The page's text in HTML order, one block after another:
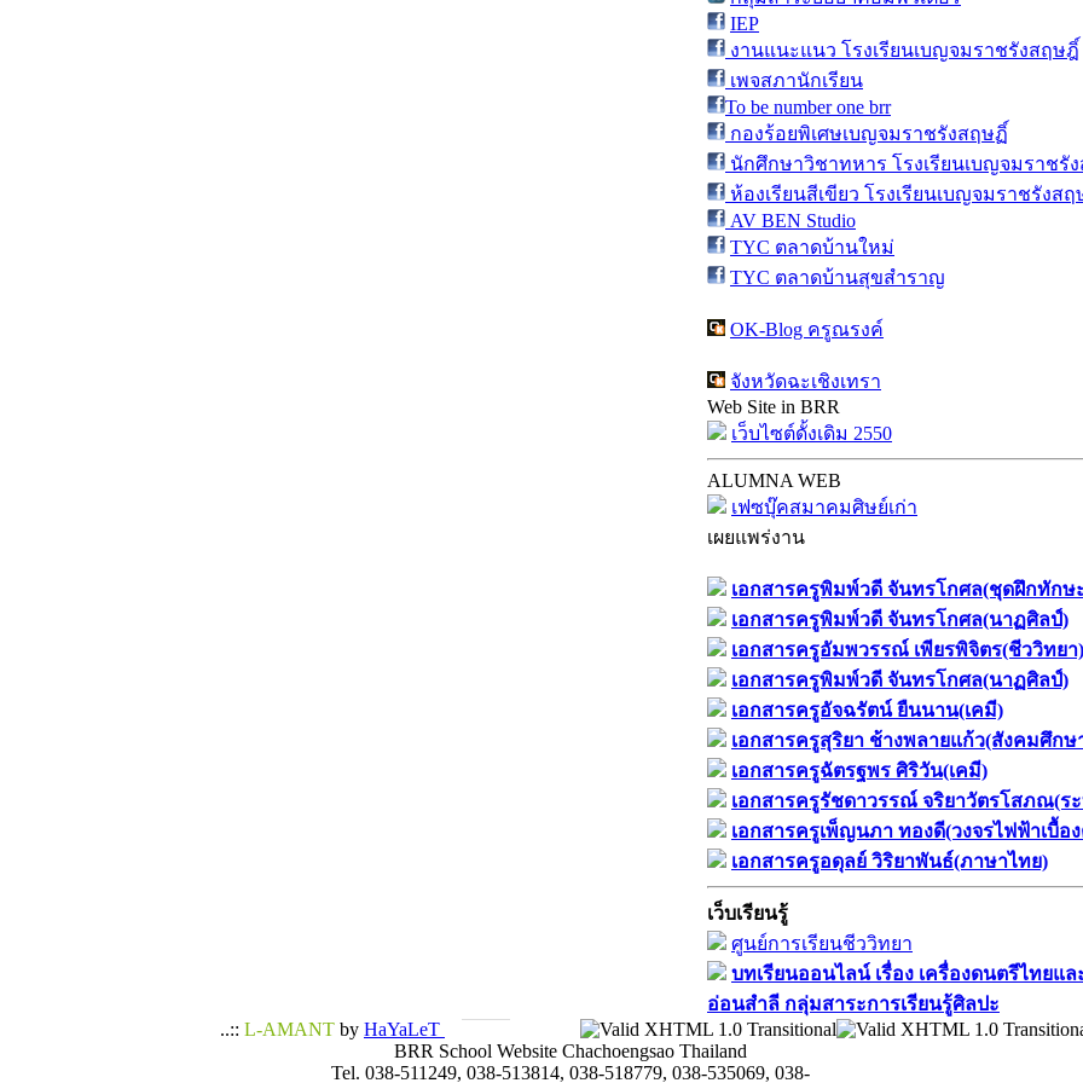
IEP
งานแนะแนว โรงเรียนเบญจมราชรังสฤษฎิ์
เพจสภานักเรียน
To be number one brr
กองร้อยพิเศษเบญจมราชรังสฤษฏิ์
นักศึกษาวิชาทหาร โรงเรียนเบญจมราชรั
ห้องเรียนสีเขียว โรงเรียนเบญจมราชรังสฤ
AV BEN Studio
TYC ตลาดบ้านใหม่
TYC ตลาดบ้านสุขสำราญ
OK-Blog ครูณรงค์
จังหวัดฉะเชิงเทรา
Web Site in BRR
เว็บไซต์ดั้งเดิม 2550
ALUMNA WEB
เฟซบุ๊คสมาคมศิษย์เก่า
เผยแพร่งาน
เอกสารครูพิมพ์วดี จันทรโกศล(ชุดฝึกทักษ
เอกสารครูพิมพ์วดี จันทรโกศล(นาฏศิลป์)
เอกสารครูอัมพวรรณ์ เพียรพิจิตร(ชีววิทยา)
เอกสารครูพิมพ์วดี จันทรโกศล(นาฏศิลป์)
เอกสารครูอัจฉรัตน์ ยืนนาน(เคมี)
เอกสารครูสุริยา ช้างพลายแก้ว(สังคมศึกษ
เอกสารครูฉัตรฐพร ศิริวัน(เคมี)
เอกสารครูรัชดาวรรณ์ จริยาวัตรโสภณ(ร
เอกสารครูเพ็ญนภา ทองดี(วงจรไฟฟ้าเบื้อ
เอกสารครูอดุลย์ วิริยาพันธ์(ภาษาไทย)
เว็บเรียนรู้
ศูนย์การเรียนชีววิทยา
บทเรียนออนไลน์​ เรื่อง​ เครื่องดนตรีไทย
อ่อนสำลี​ กลุ่มสาระการเรียนรู้ศิลปะ
..:: L-AMANT by HaYaLeT
BRR School Website Chachoengsao Thailand
Tel. 038-511249, 038-513814, 038-518779, 038-535069, 038-